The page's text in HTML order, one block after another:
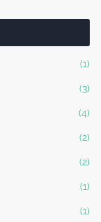
(1)
(3)
(4)
(2)
(2)
(1)
(1)